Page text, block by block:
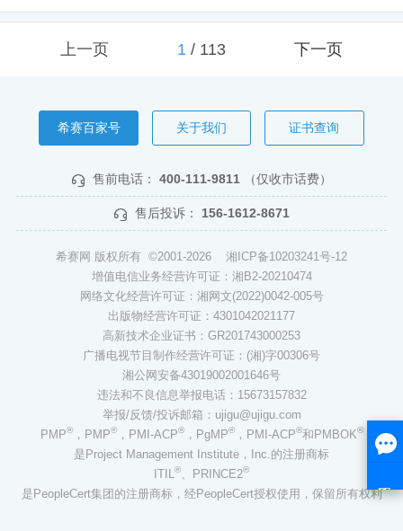
上一页 1 / 113 下一页
希赛百家号 关于我们 证书查询
售前电话： 400-111-9811 （仅收市话费）
售后投诉： 156-1612-8671
希赛网 版权所有 ©2001-2026 湘ICP备10203241号-12
增值电信业务经营许可证：湘B2-20210474
网络文化经营许可证：湘网文(2022)0042-005号
出版物经营许可证：4301042021177
高新技术企业证书：GR201743000253
广播电视节目制作经营许可证：(湘)字00306号
湘公网安备43019002001646号
违法和不良信息举报电话：15673157832
举报/反馈/投诉邮箱：ujigu@ujigu.com
PMP®，PMP®，PMI-ACP®，PgMP®，PMI-ACP®和PMBOK®
是Project Management Institute，Inc.的注册商标
ITIL®、PRINCE2®
是PeopleCert集团的注册商标，经PeopleCert授权使用，保留所有权利